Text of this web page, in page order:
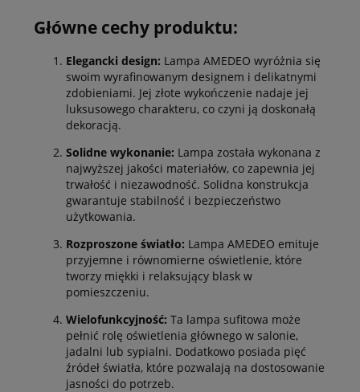
Główne cechy produktu:
Elegancki design: Lampa AMEDEO wyróżnia się
swoim wyrafinowanym designem i delikatnymi
zdobieniami. Jej złote wykończenie nadaje jej
luksusowego charakteru, co czyni ją doskonałą
dekoracją.
Solidne wykonanie: Lampa została wykonana z
najwyższej jakości materiałów, co zapewnia jej
trwałość i niezawodność. Solidna konstrukcja
gwarantuje stabilność i bezpieczeństwo
użytkowania.
Rozproszone światło: Lampa AMEDEO emituje
przyjemne i równomierne oświetlenie, które
tworzy miękki i relaksujący blask w
pomieszczeniu.
Wielofunkcyjność: Ta lampa sufitowa może
pełnić rolę oświetlenia głównego w salonie,
jadalni lub sypialni. Dodatkowo posiada pięć
źródeł światła, które pozwalają na dostosowanie
jasności do potrzeb.